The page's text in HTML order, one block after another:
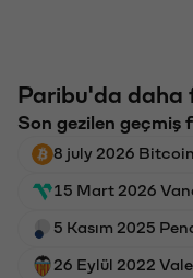
Paribu'da daha
Son gezilen geçmiş
8 july 2026
15 Mart 2026
5 Kasım 2025
26 Eylül 2022